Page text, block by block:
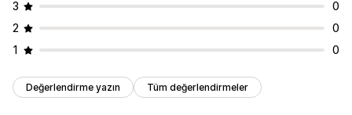
3
0
2
0
1
0
Değerlendirme yazın Tüm değerlendirmeler